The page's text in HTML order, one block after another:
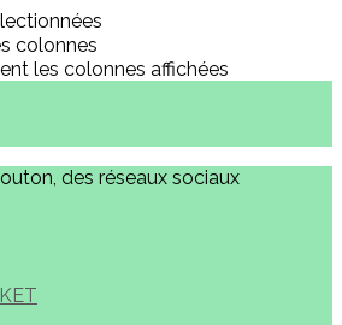
colonnes
les colonnes affichées
des réseaux sociaux